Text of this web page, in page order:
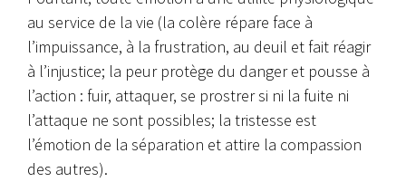
au service de la vie (la colère répare face à
l’impuissance, à la frustration, au deuil et fait réagir
à l’injustice; la peur protège du danger et pousse à
l’action : fuir, attaquer, se prostrer si ni la fuite ni
l’attaque ne sont possibles; la tristesse est
l’émotion de la séparation et attire la compassion
des autres).